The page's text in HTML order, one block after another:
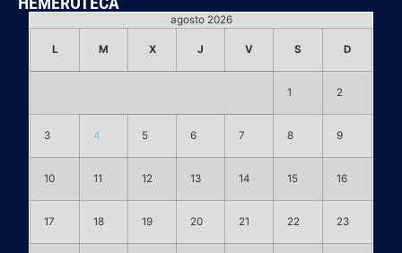
agosto 2026
L M X J V S D
1 2
3 4 5 6 7 8 9
10 11 12 13 14 15 16
17 18 19 20 21 22 23